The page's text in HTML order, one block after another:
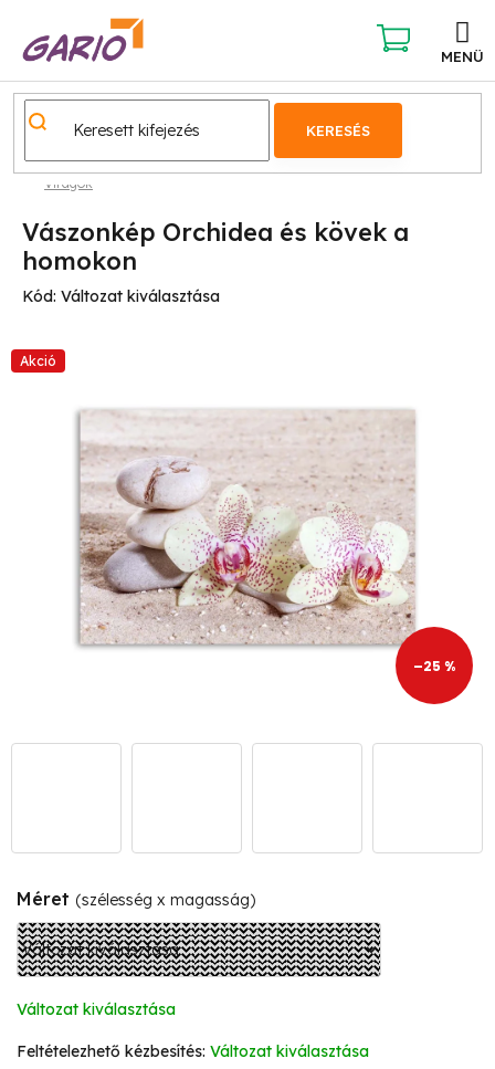
KERESÉS
KOSÁR
Virágok
Vászonkép Orchidea és kövek a
homokon
Kód: Változat kiválasztása
Akció
–25 %
Méret (szélesség x magasság)
Változat kiválasztása
Változat kiválasztása